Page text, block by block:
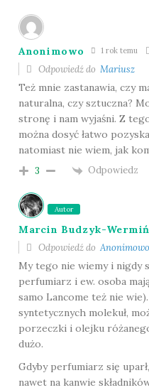
Anonimowo 1 rok temu
Odpowiedź do Mariusz
Też mnie zastanawia, czy
naturalna, czy sztuczna?
stronę i nam wyjaśni. Z
można dosyć łatwo
natomiast nie wiem, jak
3 Odpowiedz
Autor
Marcin Budzyk-
Odpowiedź do Anonimowo
My tego nie wiemy i nigdy
perfumiarz i ew. osoba
samo Lancome też nie
syntetycznych molekuł,
porzeczki i olejku
dużo.
Gdyby perfumiarz się
nawet na kanwie